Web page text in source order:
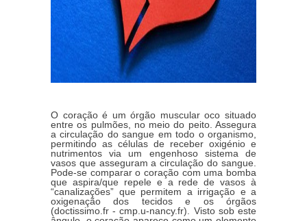
O coração é um órgão muscular oco situado
entre os pulmões, no meio do peito. Assegura
a circulação do sangue em todo o organismo,
permitindo as células de receber oxigénio e
nutrimentos via um engenhoso sistema de
vasos que asseguram a circulação do sangue.
Pode-se comparar o coração com uma bomba
que aspira/que repele e a rede de vasos à
“canalizações” que permitem a irrigação e a
oxigenação dos tecidos e os órgãos
(doctissimo.fr - cmp.u-nancy.fr). Visto sob este